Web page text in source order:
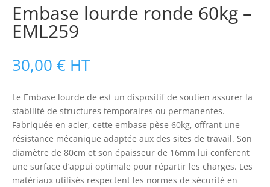
Embase lourde ronde 60kg –
EML259
30,00 € HT
Le Embase lourde de est un dispositif de soutien assurer la
stabilité de structures temporaires ou permanentes.
Fabriquée en acier, cette embase pèse 60kg, offrant une
résistance mécanique adaptée aux des sites de travail. Son
diamètre de 80cm et son épaisseur de 16mm lui confèrent
une surface d’appui optimale pour répartir les charges. Les
matériaux utilisés respectent les normes de sécurité en